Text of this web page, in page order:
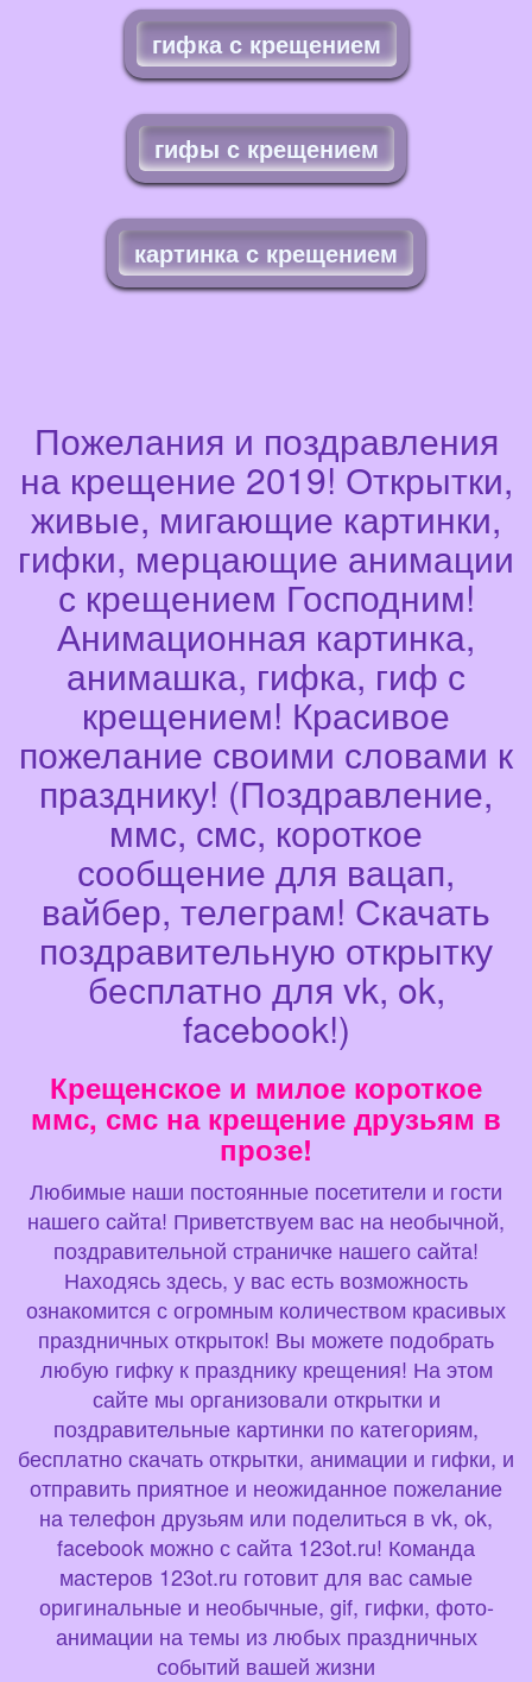
гифка с крещением
гифы с крещением
картинка с крещением
Пожелания и поздравления
на крещение 2019! Открытки,
живые, мигающие картинки,
гифки, мерцающие анимации
с крещением Господним!
Анимационная картинка,
анимашка, гифка, гиф с
крещением! Красивое
пожелание своими словами к
празднику! (Поздравление,
ммс, смс, короткое
сообщение для вацап,
вайбер, телеграм! Скачать
поздравительную открытку
бесплатно для vk, ok,
facebook!)
Крещенское и милое короткое
ммс, смс на крещение друзьям в
прозе!
Любимые наши постоянные посетители и гости
нашего сайта! Приветствуем вас на необычной,
поздравительной страничке нашего сайта!
Находясь здесь, у вас есть возможность
ознакомится с огромным количеством красивых
праздничных открыток! Вы можете подобрать
любую гифку к празднику крещения! На этом
сайте мы организовали открытки и
поздравительные картинки по категориям,
бесплатно скачать открытки, анимации и гифки, и
отправить приятное и неожиданное пожелание
на телефон друзьям или поделиться в vk, ok,
facebook можно с сайта 123ot.ru! Команда
мастеров 123ot.ru готовит для вас самые
оригинальные и необычные, gif, гифки, фото-
анимации на темы из любых праздничных
событий вашей жизни